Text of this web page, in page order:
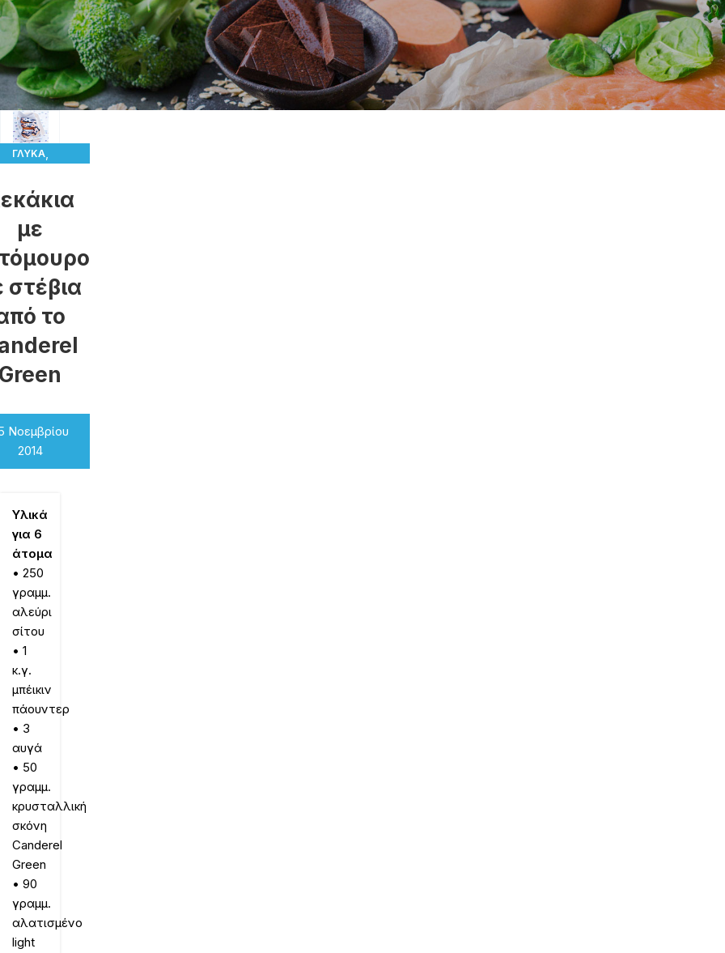
ΓΛΥΚΆ,
ΣΥΝΤΑΓΈΣ
με
στέβια
το
Νοεμβρίου
2014
Υλικά
για 6
άτομα
• 250
γραμμ.
αλεύρι
σίτου
• 1
κ.γ.
μπέικιν
πάουντερ
• 3
αυγά
• 50
γραμμ.
κρυσταλλική
σκόνη
Canderel
Green
• 90
γραμμ.
αλατισμένο
light